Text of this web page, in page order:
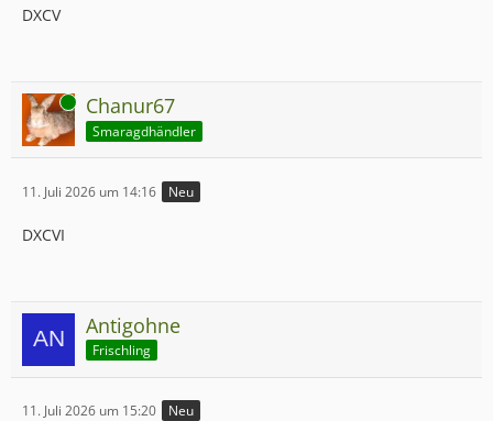
DXCV
Online Chanur67
Smaragdhändler
11. Juli 2026 um 14:16 Neu
DXCVI
Antigohne
Frischling
11. Juli 2026 um 15:20 Neu